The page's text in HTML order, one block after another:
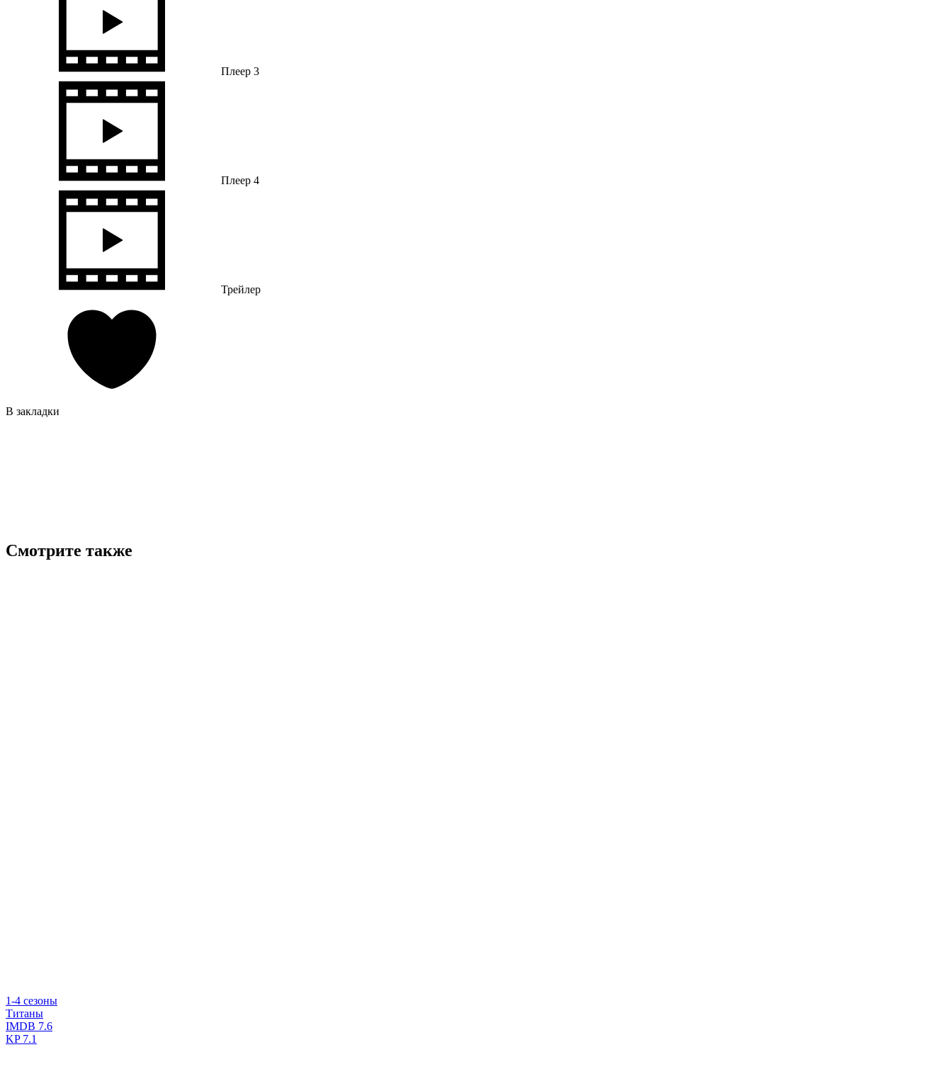
Плеер 3
Плеер 4
Трейлер
В закладки
Смотрите также
1-4 сезоны
Титаны
IMDB 7.6
KP7.1